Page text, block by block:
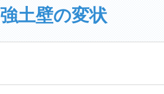
土壁の変状